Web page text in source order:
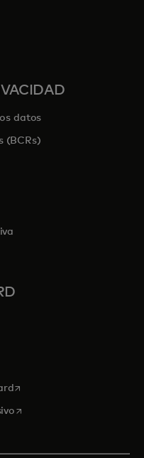
una pestaña nueva
datos
(BCRs)
pestaña nueva
nueva
una pestaña nueva
pestaña nueva
se abre en una pestaña
se abre en una pestaña